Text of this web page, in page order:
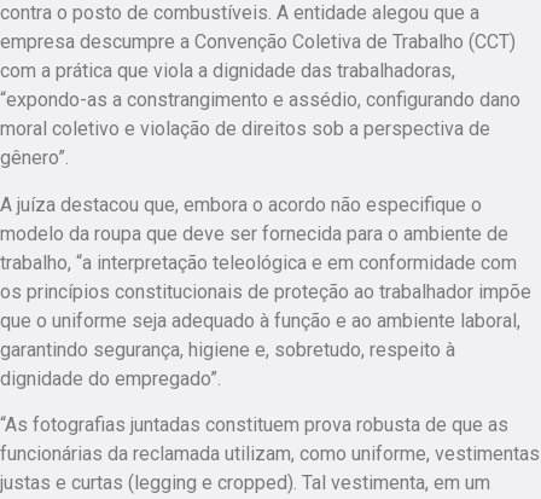
contra o posto de combustíveis. A entidade alegou que a
empresa descumpre a Convenção Coletiva de Trabalho (CCT)
com a prática que viola a dignidade das trabalhadoras,
“expondo-as a constrangimento e assédio, configurando dano
moral coletivo e violação de direitos sob a perspectiva de
gênero”.
A juíza destacou que, embora o acordo não especifique o
modelo da roupa que deve ser fornecida para o ambiente de
trabalho, “a interpretação teleológica e em conformidade com
os princípios constitucionais de proteção ao trabalhador impõe
que o uniforme seja adequado à função e ao ambiente laboral,
garantindo segurança, higiene e, sobretudo, respeito à
dignidade do empregado”.
“As fotografias juntadas constituem prova robusta de que as
funcionárias da reclamada utilizam, como uniforme, vestimentas
justas e curtas (legging e cropped). Tal vestimenta, em um